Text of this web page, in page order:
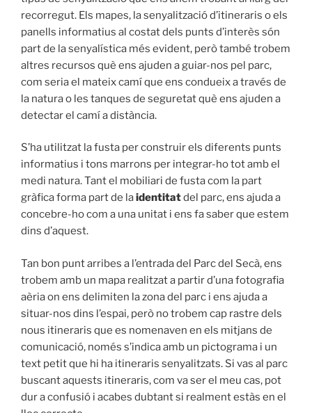
recorregut. Els mapes, la senyalització d’itineraris o els
panells informatius al costat dels punts d’interès són
part de la senyalística més evident, però també trobem
altres recursos què ens ajuden a guiar-nos pel parc,
com seria el mateix camí que ens condueix a través de
la natura o les tanques de seguretat què ens ajuden a
detectar el camí a distància.
S’ha utilitzat la fusta per construir els diferents punts
informatius i tons marrons per integrar-ho tot amb el
medi natura. Tant el mobiliari de fusta com la part
gràfica forma part de laidentitatdel parc, ens ajuda a
concebre-ho com a una unitat i ens fa saber que estem
dins d’aquest.
Tan bon punt arribes a l’entrada del Parc del Secà, ens
trobem amb un mapa realitzat a partir d’una fotografia
aèria on ens delimiten la zona del parc i ens ajuda a
situar-nos dins l’espai, però no trobem cap rastre dels
nous itineraris que es nomenaven en els mitjans de
comunicació, només s’indica amb un pictograma i un
text petit que hi ha itineraris senyalitzats. Si vas al parc
buscant aquests itineraris, com va ser el meu cas, pot
dur a confusió i acabes dubtant si realment estàs en el